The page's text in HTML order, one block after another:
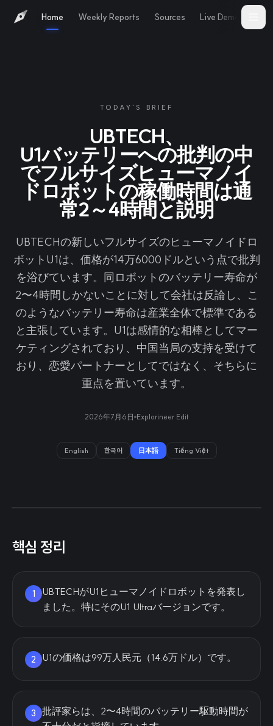
Home Weekly Reports Sources Live Demo
TODAY'S BRIEF
UBTECH、
U1バッテリーへの批判の中
でフルサイズヒューマノイ
ドロボットの稼働時間は通
常2～4時間と説明
UBTECHの新しいフルサイズのヒューマノイドロ
ボットU1は、価格が14万6000ドルという点で批判
を浴びています。同ロボットのバッテリー寿命が
2〜4時間しかないことに対して会社は反論し、こ
のようなバッテリー寿命は産業全体で標準である
と主張しています。U1は感情的な相棒としてマー
ケティングされており、中国当局の支持を受けて
おり、恋愛パートナーとしてではなく、そちらに
重点を置いています。
2026年7月6日 Explorineer Edit
English 한국어 日本語 Tiếng Việt
핵심 정리
1
UBTECHがU1ヒューマノイドロボットを発表し
ました。特にそのU1 Ultraバージョンです。
2 U1の価格は99万人民元（14.6万ドル）です。
3
批評家らは、2〜4時間のバッテリー駆動時間が